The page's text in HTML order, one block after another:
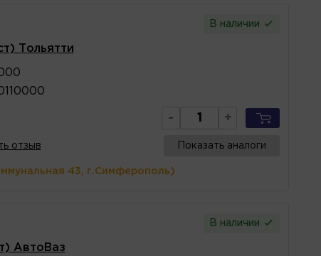
В наличии
Тольятти
- +
отзыв Показать аналоги
43, г.Симферополь)
В наличии
АвтоВаз